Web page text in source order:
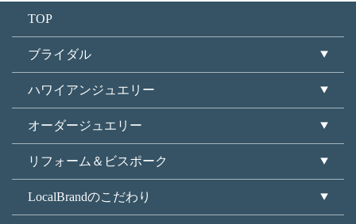
TOP
ブライダル
ハワイアンジュエリー
オーダージュエリー
リフォーム＆ビスポーク
LocalBrandのこだわり